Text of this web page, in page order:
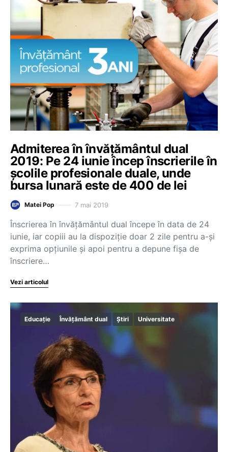
Admiterea în învățământul dual
2019: Pe 24 iunie încep înscrierile în
școlile profesionale duale, unde
bursa lunară este de 400 de lei
Matei Pop 7 mai 2019
Înscrierea în învățământul dual începe în data de 24
iunie, iar copiii au la dispoziție doar 2 zile pentru a-și
exprima opțiunile și apoi pentru a depune fișa de
înscriere…
Vezi articolul
Educație Învățământ dual Știri Universitate